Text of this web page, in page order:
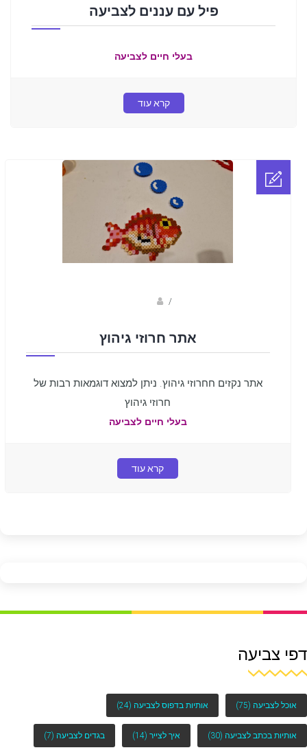
פיל עם עננים לצביעה
בעלי חיים לצביעה
קרא עוד
/
אתר חרוזי גיהוץ
אתר נקזים חחרוזי גיהוץ. ניתן למצוא דוגמאות רבות של
חרוזי גיהוץ
בעלי חיים לצביעה
קרא עוד
דפי צביעה
אוכל לצביעה (75) אותיות בדפוס לצביעה (24)
אותיות בכתב לצביעה (30) איך לצייר (14) בגדים לצביעה (7)